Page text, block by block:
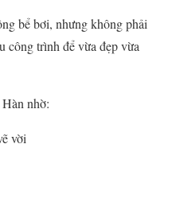
bể bơi, nhưng không phải
công trình để vừa đẹp vừa
nhờ:
vời